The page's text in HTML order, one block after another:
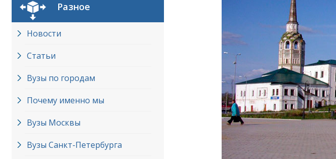
Разное
Новости
Статьи
Вузы по городам
Почему именно мы
Вузы Москвы
Вузы Cанкт-Петербурга